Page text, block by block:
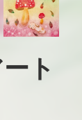
ト